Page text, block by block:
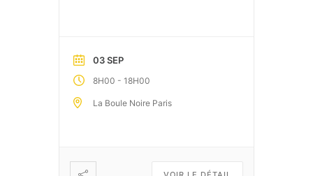
03 SEP
8H00 - 18H00
La Boule Noire Paris